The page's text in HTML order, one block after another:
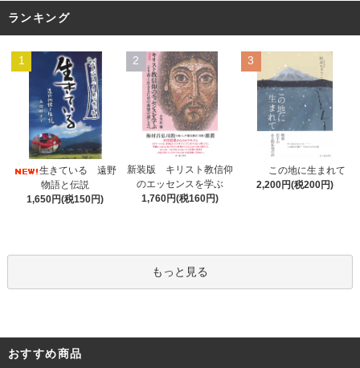
ランキング
1
生きている 遠野
物語と伝説
1,650円(税150円)
2
新装版 キリスト教信仰
のエッセンスを学ぶ
1,760円(税160円)
3
この地に生まれて
2,200円(税200円)
もっと見る
おすすめ商品